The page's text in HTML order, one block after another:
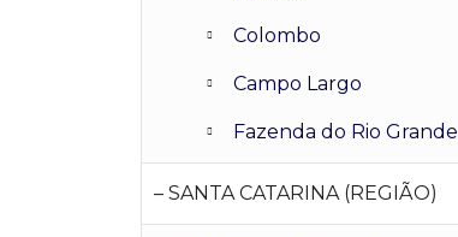
Colombo
Campo Largo
Fazenda do Rio Grande
– SANTA CATARINA (REGIÃO)